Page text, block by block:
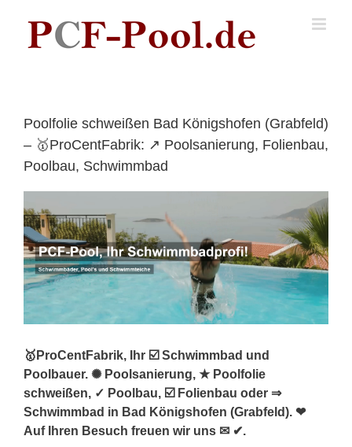
content
Poolfolie schweißen Bad Königshofen (Grabfeld)
– 🥇ProCentFabrik: ↗️ Poolsanierung, Folienbau,
Poolbau, Schwimmbad
🥇ProCentFabrik, Ihr ☑️ Schwimmbad und
Poolbauer. ✺ Poolsanierung, ★ Poolfolie
schweißen, ✓ Poolbau, ☑️ Folienbau oder ⇒
Schwimmbad in Bad Königshofen (Grabfeld). ❤
Auf Ihren Besuch freuen wir uns ✉ ✔.